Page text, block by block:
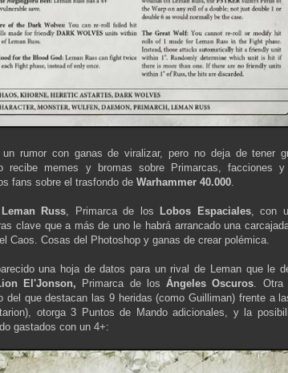
rumor con ganas de viralizar, pero no deja de tener
recibe memes y bromas sobre Primarcas, facciones y
fans sobre el trasfondo de Warhammer 40.000.
Leman Russ, Primarca de los Lobos Espaciales, con
clave que a más de uno le habrá arrancado una
Caos. Cosas del Photoshop y ganas de crear polémica.
una hoja de datos para un rival de Leman que le
El'Jonson, Primarca de losÁngeles Oscuros. Otra
del que destacan las 9 heridas (como Guilliman) frente a
otorga 3 Puntos de Mando adicionales, y la
gastados con un 4+: